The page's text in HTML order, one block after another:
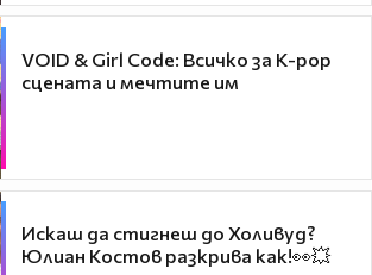
VOID & Girl Code: Всичко за K-pop
сцената и мечтите им
Искаш да стигнеш до Холивуд?
Юлиан Костов разкрива как!👀💥